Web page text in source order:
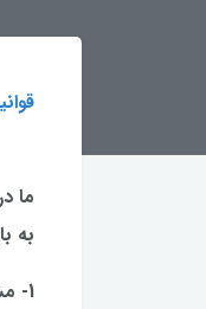
ما
به
1- مشتری می تواند ظرف مدت هفت روز کاری اقدام به انصراف خود از خرید نماید مشروط به اینکه: